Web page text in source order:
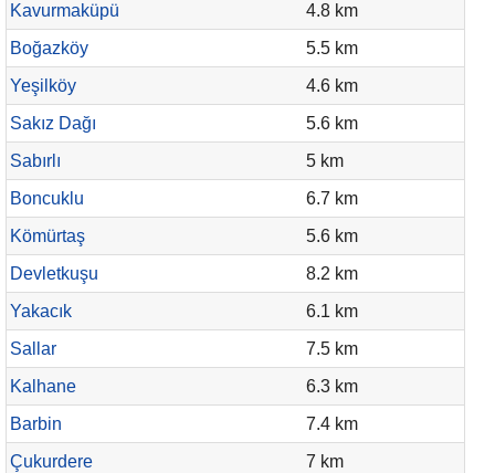
Kavurmaküpü
4.8 km
Boğazköy
5.5 km
Yeşilköy
4.6 km
Sakız Dağı
5.6 km
Sabırlı
5 km
Boncuklu
6.7 km
Kömürtaş
5.6 km
Devletkuşu
8.2 km
Yakacık
6.1 km
Sallar
7.5 km
Kalhane
6.3 km
Barbin
7.4 km
Çukurdere
7 km